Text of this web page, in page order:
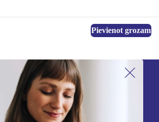
Pievienot grozam
Piesakieties mūsu jaunumu
saņemšanai!
Nekad vairs nepalaidiet garām nevienu
piedāvājumu.